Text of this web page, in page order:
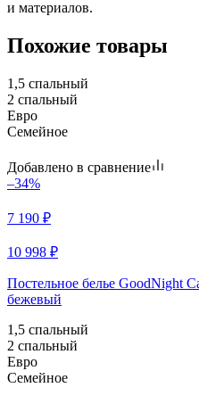
и материалов.
Похожие товары
1,5 спальный
2 спальный
Евро
Семейное
Добавлено в сравнение
–34%
7 190 ₽
10 998 ₽
Постельное белье GoodNight
бежевый
1,5 спальный
2 спальный
Евро
Семейное